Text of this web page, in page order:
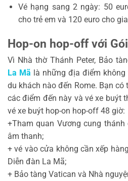
Vé hạng sang 2 ngày: 50
cho trẻ em và 120 euro cho
Hop-on hop-off với
Vì Nhà thờ Thánh Peter, Bảo
La Mã là những địa điểm
du khách nào đến Rome. Bạn
các điểm đến này và vé xe buýt
vé xe buýt hop-on hop-off 48 giờ:
+Tham quan Vương cung
âm thanh;
+ vé vào cửa không cần xếp
Diễn đàn La Mã;
+ Bảo tàng Vatican và Nhà